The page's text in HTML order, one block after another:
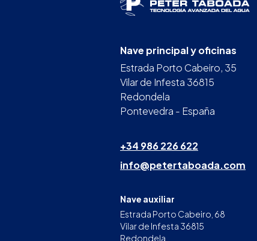
Nave principal y oficinas
Estrada Porto Cabeiro, 35
Vilar de Infesta 36815
Redondela
Pontevedra - España
+34 986 226 622
info@petertaboada.com
Nave auxiliar
Estrada Porto Cabeiro, 68
Vilar de Infesta 36815
Redondela